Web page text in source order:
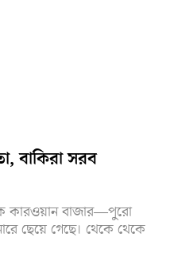
বাকিরা সরব
কারওয়ান বাজার—পুরো
ছেয়ে গেছে। থেকে থেকে